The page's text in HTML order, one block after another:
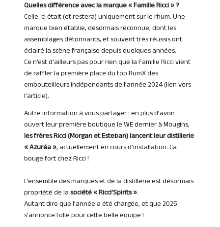
Quelles différence avec la marque « Famille Ricci » ?
Celle-ci était (et restera) uniquement sur le rhum. Une
marque bien établie, désormais reconnue, dont les
assemblages détonnants, et souvent très réussis ont
éclairé la scène française depuis quelques années.
Ce n’est d’ailleurs pas pour rien que la Famille Ricci vient
de raffler la première place du top RumX des
embouteilleurs indépendants de l’année 2024 (lien vers
l’article).
Autre information à vous partager : en plus d’avoir
ouvert leur première boutique le WE dernier à Mougins,
les frères Ricci (Morgan et Esteban) lancent leur distillerie
« Azuréa », actuellement en cours d’installation. Ca
bouge fort chez Ricci !
L’ensemble des marques et de la distillerie est désormais
propriété de lasociété « Ricci’Spirits ».
Autant dire que l’année a été chargée, et que 2025
s’annonce folle pour cette belle équipe !